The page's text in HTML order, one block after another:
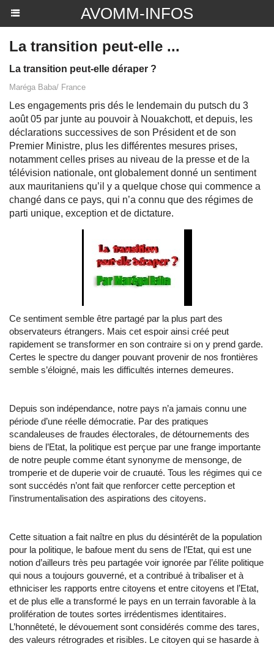
AVOMM-INFOS
La transition peut-elle ...
La transition peut-elle déraper ?
Maréga Baba/ France
Les engagements pris dés le lendemain du putsch du 3
août 05 par junte au pouvoir à Nouakchott, et depuis, les
déclarations successives de son Président et de son
Premier Ministre, plus les différentes mesures prises,
notamment celles prises au niveau de la presse et de la
télévision nationale, ont globalement donné un sentiment
aux mauritaniens qu’il y a quelque chose qui commence a
changé dans ce pays, qui n’a connu que des régimes de
parti unique, exception et de dictature.
Ce sentiment semble être partagé par la plus part des
observateurs étrangers. Mais cet espoir ainsi créé peut
rapidement se transformer en son contraire si on y prend garde.
Certes le spectre du danger pouvant provenir de nos frontières
semble s’éloigné, mais les difficultés internes demeures.
Depuis son indépendance, notre pays n’a jamais connu une
période d’une réelle démocratie. Par des pratiques
scandaleuses de fraudes électorales, de détournements des
biens de l’Etat, la politique est perçue par une frange importante
de notre peuple comme étant synonyme de mensonge, de
tromperie et de duperie voir de cruauté. Tous les régimes qui ce
sont succédés n’ont fait que renforcer cette perception et
l’instrumentalisation des aspirations des citoyens.
Cette situation a fait naître en plus du désintérêt de la population
pour la politique, le bafoue ment du sens de l’Etat, qui est une
notion d’ailleurs très peu partagée voir ignorée par l’élite politique
qui nous a toujours gouverné, et a contribué à tribaliser et à
ethniciser les rapports entre citoyens et entre citoyens et l’Etat,
et de plus elle a transformé le pays en un terrain favorable à la
prolifération de toutes sortes irrédentismes identitaires.
L’honnêteté, le dévouement sont considérés comme des tares,
des valeurs rétrogrades et risibles. Le citoyen qui se hasarde à